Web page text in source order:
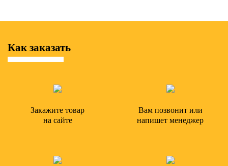
Как заказать
Закажите товар
на сайте
Вам позвонит или
напишет менеджер